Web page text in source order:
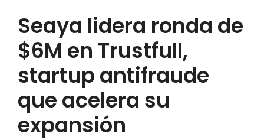
Seaya lidera ronda de
$6M en Trustfull,
startup antifraude
que acelera su
expansión